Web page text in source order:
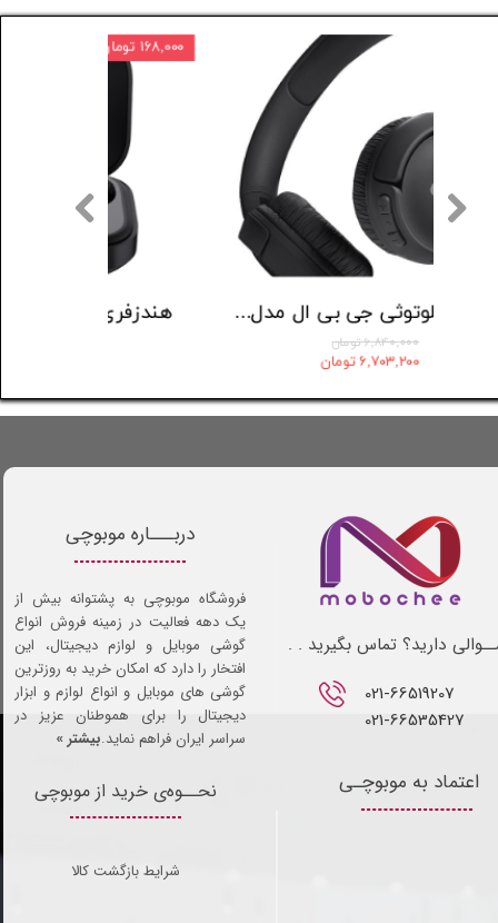
هدست بلوتوثی جی بی ال مدل Tune 520
۶,۷۰۳,۲۰۰ تومان
021-66519207​​​​​​​
021-66535427
دارید؟ تماس بگیرید . .
نحــوه‌ی خرید از موبوچی
شرایط بازگشت کالا
اعتماد به موبوچـی
دربـــاره موبوچی
فروشگاه موبوچی به پشتوانه بیش از
یک دهه فعالیت در زمینه فروش انواع
گوشی موبایل و لوازم دیجیتال، این
افتخار را دارد که امکان خرید به روزترین
گوشی های موبایل و انواع لوازم و ابزار
دیجیتال را برای هموطنان عزیز در
سراسر ایران فراهم نماید.بیشتر »